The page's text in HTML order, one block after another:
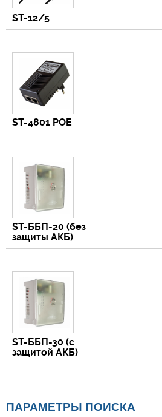
ST-12/5
ST-4801 POE
ST-ББП-20 (без
защиты АКБ)
ST-ББП-30 (с
защитой АКБ)
ПАРАМЕТРЫ ПОИСКА